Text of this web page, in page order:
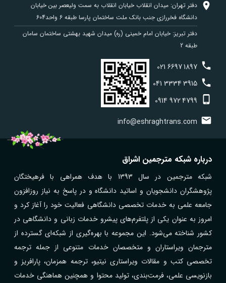
دفتر تهران: میدان انقلاب خیابان انقلاب به سمت ولیعصر بین خیابان
دانشگاه فخررازی جنب بانک ملت ساختمان پارسا طبقه 6 واحد604
دفتر تبریز: خیابان امام خمینی (ره) میدان شهید بهشتی ساختمان سامان
طبقه 2
021 66971897
041 33343915
0914 9724799
info@eshraghtrans.com
درباره شبکه مترجمین اشراق
شبکه مترجمین در سال 1393 با هدف همراهی با فرهیختگان
پژوهشگران دانشجویان و اساتید دانشگاه و در پاسخ به نیاز روزافزون
جامعه علمی به خدمات تخصصی دانشگاهی فعالیت خود را آغاز کرد و
امروز به عنوان یکی از پلتفرم‌های پیشرو خدمات زبانی و دانشگاهی در
کشور شناخته می‌شود. این مجموعه با بهره‌گیری از شبکه‌ای گسترده از
مترجمان ویراستاران و متخصصان خدمات متنوعی از جمله ترجمه
تخصصی کتب و مقالات ویراستاری نیتیو، ترجمه همزمان، پارافریز و
بازنویسی علمی، فرمت‌بندی، تولید محتوا و همچنین هماهنگی خدمات